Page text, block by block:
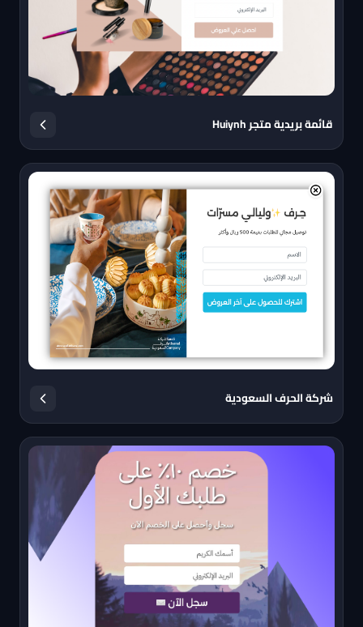
قائمة بريدية متجر Huiynh
شركة الحرف السعودية